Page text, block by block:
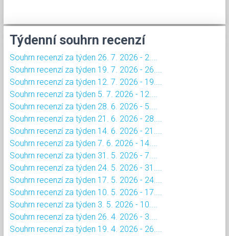
Týdenní souhrn recenzí
Souhrn recenzí za týden 26. 7. 2026 - 2....
Souhrn recenzí za týden 19. 7. 2026 - 26....
Souhrn recenzí za týden 12. 7. 2026 - 19....
Souhrn recenzí za týden 5. 7. 2026 - 12....
Souhrn recenzí za týden 28. 6. 2026 - 5....
Souhrn recenzí za týden 21. 6. 2026 - 28....
Souhrn recenzí za týden 14. 6. 2026 - 21....
Souhrn recenzí za týden 7. 6. 2026 - 14....
Souhrn recenzí za týden 31. 5. 2026 - 7....
Souhrn recenzí za týden 24. 5. 2026 - 31....
Souhrn recenzí za týden 17. 5. 2026 - 24....
Souhrn recenzí za týden 10. 5. 2026 - 17....
Souhrn recenzí za týden 3. 5. 2026 - 10....
Souhrn recenzí za týden 26. 4. 2026 - 3....
Souhrn recenzí za týden 19. 4. 2026 - 26....